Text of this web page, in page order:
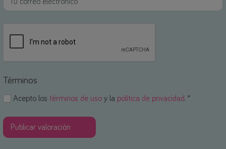
Términos
Acepto los términos de uso y la política de privacidad. *